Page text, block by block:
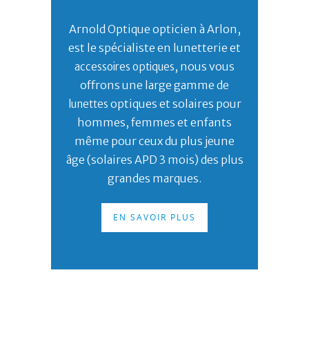
Arnold Optique opticien à Arlon,
est le spécialiste en lunetterie et
accessoires optiques, nous vous
offrons une large gamme de
lunettes optiques et solaires pour
hommes, femmes et enfants
même pour ceux du plus jeune
âge (solaires APD 3 mois) des plus
grandes marques.
EN SAVOIR PLUS